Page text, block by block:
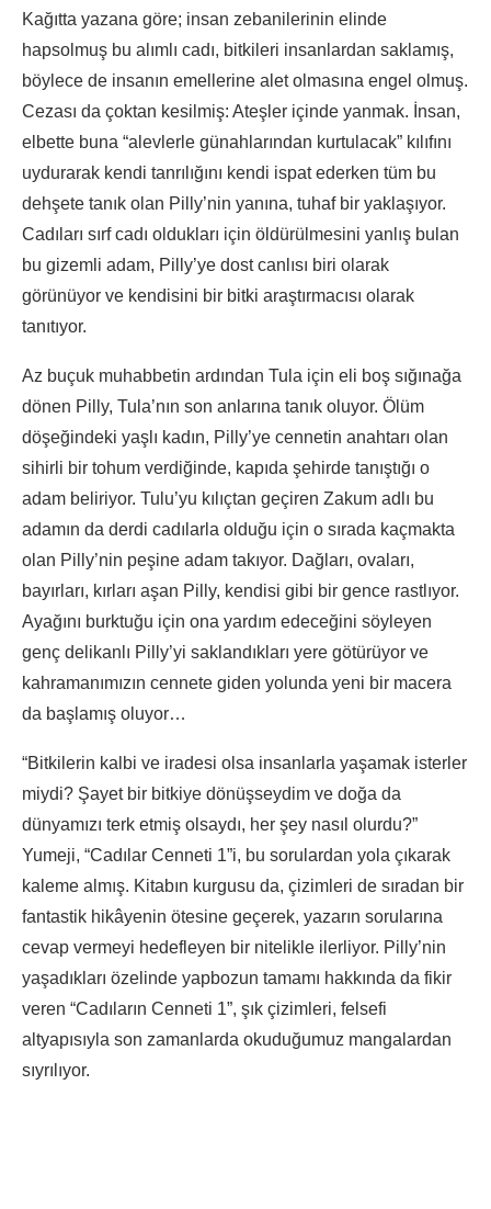
Kağıtta yazana göre; insan zebanilerinin elinde
hapsolmuş bu alımlı cadı, bitkileri insanlardan saklamış,
böylece de insanın emellerine alet olmasına engel olmuş.
Cezası da çoktan kesilmiş: Ateşler içinde yanmak. İnsan,
elbette buna “alevlerle günahlarından kurtulacak” kılıfını
uydurarak kendi tanrılığını kendi ispat ederken tüm bu
dehşete tanık olan Pilly’nin yanına, tuhaf bir yaklaşıyor.
Cadıları sırf cadı oldukları için öldürülmesini yanlış bulan
bu gizemli adam, Pilly’ye dost canlısı biri olarak
görünüyor ve kendisini bir bitki araştırmacısı olarak
tanıtıyor.
Az buçuk muhabbetin ardından Tula için eli boş sığınağa
dönen Pilly, Tula’nın son anlarına tanık oluyor. Ölüm
döşeğindeki yaşlı kadın, Pilly’ye cennetin anahtarı olan
sihirli bir tohum verdiğinde, kapıda şehirde tanıştığı o
adam beliriyor. Tulu’yu kılıçtan geçiren Zakum adlı bu
adamın da derdi cadılarla olduğu için o sırada kaçmakta
olan Pilly’nin peşine adam takıyor. Dağları, ovaları,
bayırları, kırları aşan Pilly, kendisi gibi bir gence rastlıyor.
Ayağını burktuğu için ona yardım edeceğini söyleyen
genç delikanlı Pilly’yi saklandıkları yere götürüyor ve
kahramanımızın cennete giden yolunda yeni bir macera
da başlamış oluyor…
“Bitkilerin kalbi ve iradesi olsa insanlarla yaşamak isterler
miydi? Şayet bir bitkiye dönüşseydim ve doğa da
dünyamızı terk etmiş olsaydı, her şey nasıl olurdu?”
Yumeji, “Cadılar Cenneti 1”i, bu sorulardan yola çıkarak
kaleme almış. Kitabın kurgusu da, çizimleri de sıradan bir
fantastik hikâyenin ötesine geçerek, yazarın sorularına
cevap vermeyi hedefleyen bir nitelikle ilerliyor. Pilly’nin
yaşadıkları özelinde yapbozun tamamı hakkında da fikir
veren “Cadıların Cenneti 1”, şık çizimleri, felsefi
altyapısıyla son zamanlarda okuduğumuz mangalardan
sıyrılıyor.